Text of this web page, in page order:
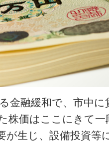
金融緩和で、市中
株価はここにきて一
が生じ、設備投資等